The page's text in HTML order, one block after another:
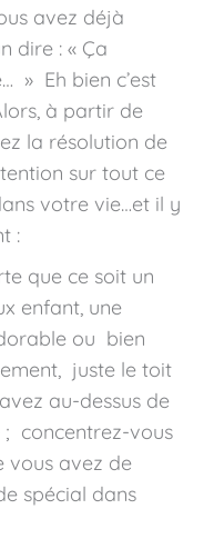
avez déjà
dire : « Ça
» Eh bien c’est
à partir de
la résolution de
sur tout ce
votre vie…et il y
:
que ce soit un
enfant, une
ou bien
juste le toit
au-dessus de
concentrez-vous
vous avez de
spécial dans